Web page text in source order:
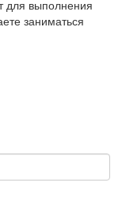
для выполнения
заниматься